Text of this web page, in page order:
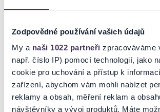
Zodpovědné používání vašich údajů
My a naši 1022 partneři zpracováváme
např. číslo IP) pomocí technologií, jako
cookie pro uchování a přístup k
zařízení, abychom vám mohli nabízet
reklamy a obsah, měření reklam a
návštěvníky a vývoj produktů. Máte
Jedinečná scénografie představení umožní
vystoupení krasobruslařů na ledě, ale i baletních
Na ledě bude připravené speciální jeviště, kde se
umělci z divadla Wiener Stadt Ballett. V jejich
uvidíte skvělé bruslařské výkony evropských
krasobruslařů, účastníků světových
akrobatická a taneční čísla v podání